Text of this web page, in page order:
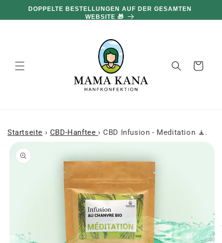
und zumDOPPELTE BESTELLUNGEN AUF DER GESAMTEN
WEBSITE 🎁
Warenkorb
Startseite › CBD-Hanftee › CBD Infusion - Meditation 🧘.